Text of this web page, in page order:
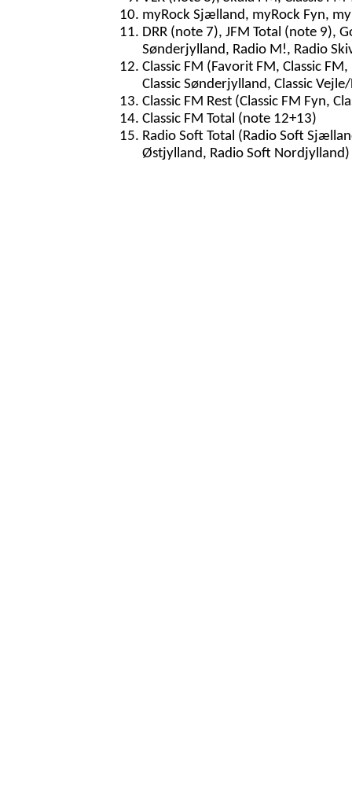
myRock Sjælland, myRock Fyn,
DRR (note 7), JFM Total (note 9),
Sønderjylland, Radio M!, Radio
Classic FM (Favorit FM, Classic
Classic Sønderjylland, Classic
Classic FM Rest (Classic FM Fyn,
Classic FM Total (note 12+13)
Radio Soft Total (Radio Soft
Østjylland, Radio Soft Nordjylland)